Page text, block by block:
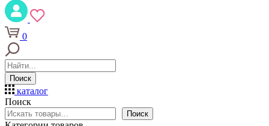
0
Поиск
каталог
Поиск
Поиск